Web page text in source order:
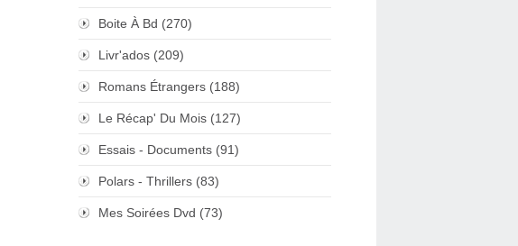
Boite À Bd (270)
Livr'ados (209)
Romans Étrangers (188)
Le Récap' Du Mois (127)
Essais - Documents (91)
Polars - Thrillers (83)
Mes Soirées Dvd (73)